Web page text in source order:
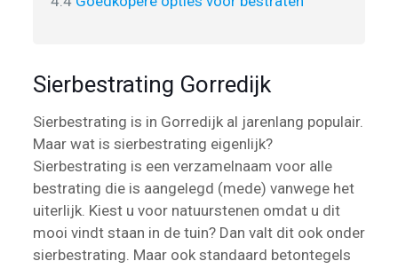
Sierbestrating Gorredijk
Sierbestrating is in Gorredijk al jarenlang populair.
Maar wat is sierbestrating eigenlijk?
Sierbestrating is een verzamelnaam voor alle
bestrating die is aangelegd (mede) vanwege het
uiterlijk. Kiest u voor natuurstenen omdat u dit
mooi vindt staan in de tuin? Dan valt dit ook onder
sierbestrating. Maar ook standaard betontegels